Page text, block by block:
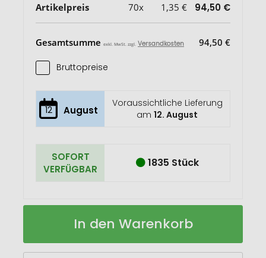
Artikelpreis 70x 1,35 € 94,50 €
Gesamtsumme exkl. MwSt. zzgl. Versandkosten 94,50 €
Bruttopreise
12 August
Voraussichtliche Lieferung
am12. August
SOFORT
VERFÜGBAR
1835 Stück
Schlüsselanhänger
Auf
In den Warenkorb